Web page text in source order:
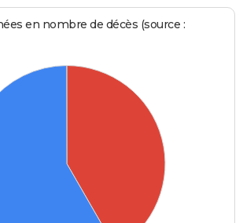
en nombre de décès (source :